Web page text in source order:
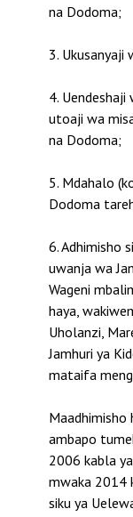
na Dodoma;
3.
4.
utoaji wa
na Dodoma;
5. Mdahalo
Dodoma
6. Adhimisho
uwanja wa
Wageni
haya,
Uholanzi,
Jamhuri ya
mataifa
Maadhimisho
ambapo
2006 kabla
mwaka 2014
siku ya